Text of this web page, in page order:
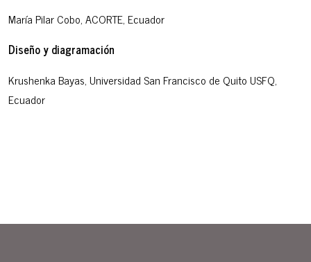
María Pilar Cobo, ACORTE, Ecuador
Diseño y diagramación
Krushenka Bayas, Universidad San Francisco de Quito USFQ,
Ecuador